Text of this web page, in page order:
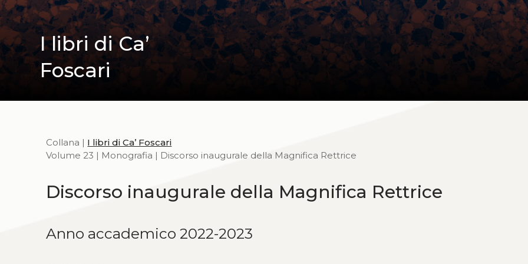
I libri di Ca’
Foscari
Collana | I libri di Ca’ Foscari
Volume 23 | Monografia | Discorso inaugurale della Magnifica Rettrice
Discorso inaugurale della Magnifica Rettrice
Anno accademico 2022-2023